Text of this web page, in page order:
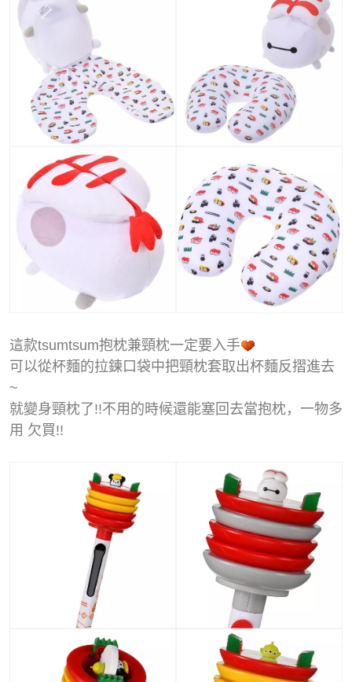
這款tsumtsum抱枕兼頸枕一定要入手
可以從杯麵的拉鍊口袋中把頸枕套取出杯麵反摺進去
~
就變身頸枕了!!不用的時候還能塞回去當抱枕，一物多
用 欠買!!